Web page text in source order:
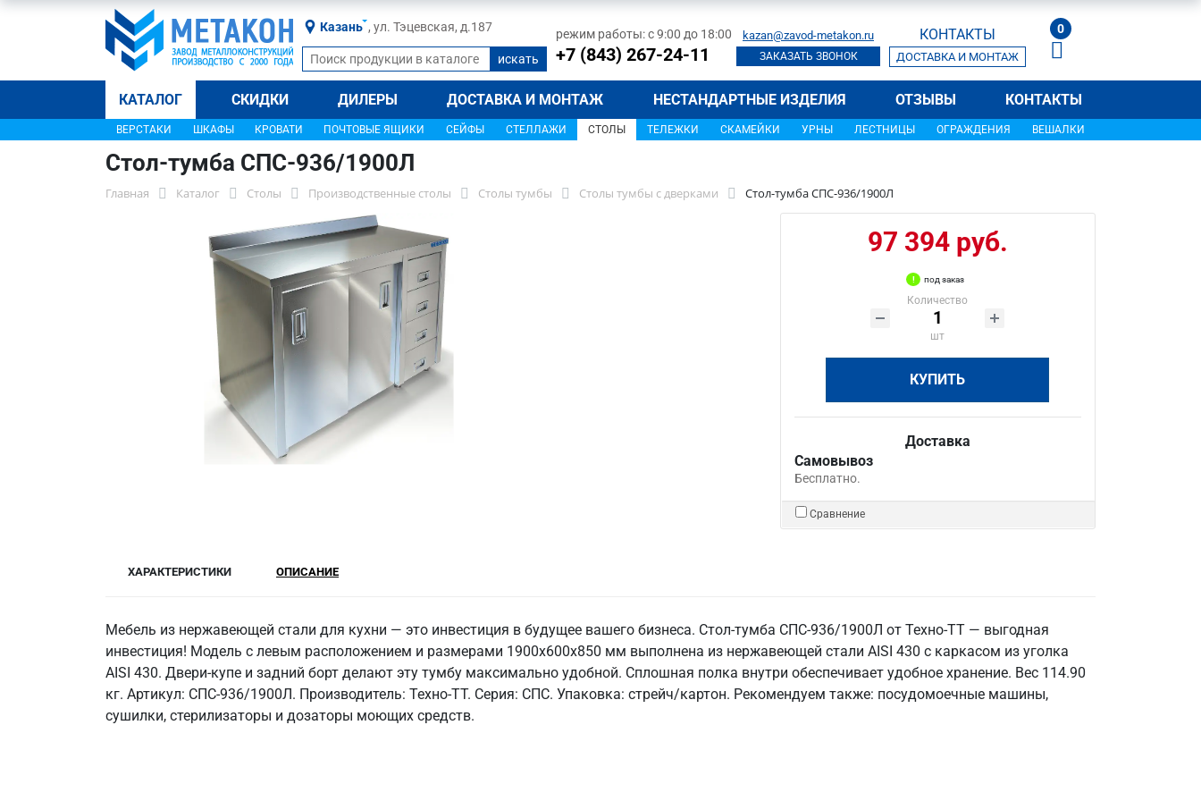
Казань , ул. Тэцевская, д.187 режим работы: с 9:00 до 18:00
+7 (843) 267-24-11
kazan@zavod-metakon.ru
ЗАКАЗАТЬ ЗВОНОК
КОНТАКТЫ
ДОСТАВКА И МОНТАЖ
0
КАТАЛОГ СКИДКИ ДИЛЕРЫ ДОСТАВКА И МОНТАЖ НЕСТАНДАРТНЫЕ ИЗДЕЛИЯ ОТЗЫВЫ КОНТАКТЫ
ВЕРСТАКИ ШКАФЫ КРОВАТИ ПОЧТОВЫЕ ЯЩИКИ СЕЙФЫ СТЕЛЛАЖИ СТОЛЫ ТЕЛЕЖКИ СКАМЕЙКИ УРНЫ ЛЕСТНИЦЫ ОГРАЖДЕНИЯ ВЕШАЛКИ
Стол-тумба СПС-936/1900Л
Главная Каталог Столы Производственные столы Столы тумбы Столы тумбы с дверками Стол-тумба СПС-936/1900Л
97 394 руб.
под заказ
Количество
шт
КУПИТЬ
Доставка
Самовывоз
Бесплатно.
Сравнение
ХАРАКТЕРИСТИКИ ОПИСАНИЕ
Мебель из нержавеющей стали для кухни — это инвестиция в будущее вашего бизнеса. Стол-тумба СПС-936/1900Л от Техно-ТТ — выгодная
инвестиция! Модель с левым расположением и размерами 1900x600x850 мм выполнена из нержавеющей стали AISI 430 с каркасом из уголка
AISI 430. Двери-купе и задний борт делают эту тумбу максимально удобной. Сплошная полка внутри обеспечивает удобное хранение. Вес 114.90
кг. Артикул: СПС-936/1900Л. Производитель: Техно-ТТ. Серия: СПС. Упаковка: стрейч/картон. Рекомендуем также: посудомоечные машины,
сушилки, стерилизаторы и дозаторы моющих средств.